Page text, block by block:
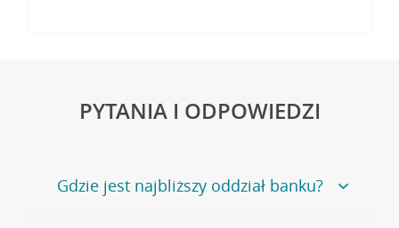
PYTANIA I ODPOWIEDZI
Gdzie jest najbliższy oddział banku?